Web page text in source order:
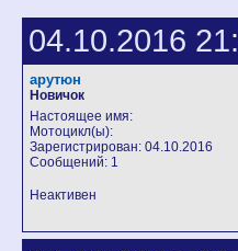
04.10.2016
арутюн
Новичок
Настоящее имя:
Мотоцикл(ы):
Зарегистрирован: 04.10.2016
Сообщений: 1
Неактивен